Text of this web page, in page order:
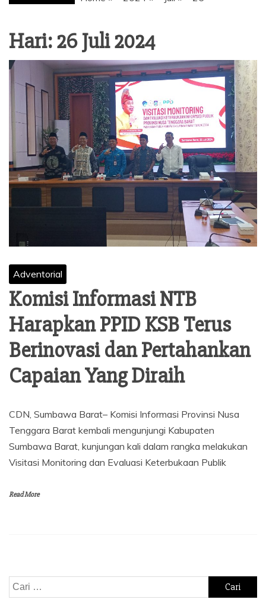
Hari: 26 Juli 2024
Adventorial
Komisi Informasi NTB
Harapkan PPID KSB Terus
Berinovasi dan Pertahankan
Capaian Yang Diraih
CDN, Sumbawa Barat– Komisi Informasi Provinsi Nusa
Tenggara Barat kembali mengunjungi Kabupaten
Sumbawa Barat, kunjungan kali dalam rangka melakukan
Visitasi Monitoring dan Evaluasi Keterbukaan Publik
Read More
Cari
untuk: